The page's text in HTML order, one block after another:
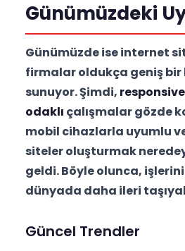
Günümüzdeki
Günümüzde ise internet
firmalar oldukça geniş bir
sunuyor. Şimdi,
odaklı çalışmalar gözde
mobil cihazlarla uyumlu
siteler oluşturmak
geldi. Böyle olunca,
dünyada daha ileri
Güncel Trendler